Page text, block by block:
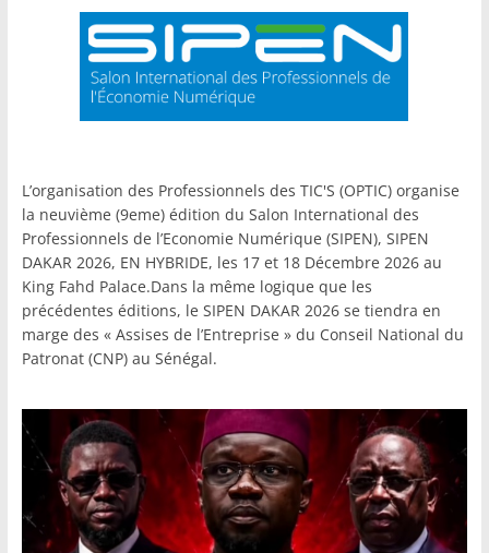
L’organisation des Professionnels des TIC'S (OPTIC) organise
la neuvième (9eme) édition du Salon International des
Professionnels de l’Economie Numérique (SIPEN), SIPEN
DAKAR 2026, EN HYBRIDE, les 17 et 18 Décembre 2026 au
King Fahd Palace.Dans la même logique que les
précédentes éditions, le SIPEN DAKAR 2026 se tiendra en
marge des « Assises de l’Entreprise » du Conseil National du
Patronat (CNP) au Sénégal.